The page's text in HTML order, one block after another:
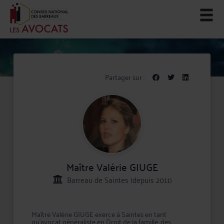
Partager sur :
Maître Valérie GIUGE
Barreau de Saintes (depuis 2011)
Maître Valérie GIUGE exerce à Saintes en tant
qu'avocat généraliste en Droit de la famille, des